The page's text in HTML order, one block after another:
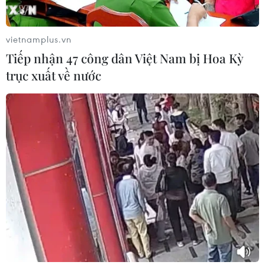
thuốc
17/07/2026 01:00
Liệu pháp miễn dịch mở ra hướng
điều trị bệnh Alzheimer
16/07/2026 23:00
Bệnh nhân Ebola cuối cùng xuất
viện, Uganda đếm ngược đến ngày
hết dịch
16/07/2026 15:53
Khởi tố đường dây sản xuất phụ gia
thực phẩm giả quy mô lớn tại Thành
vietnamplus.vn
Tiếp nhận 47 công dân Việt Nam bị Hoa Kỳ
trục xuất về nước